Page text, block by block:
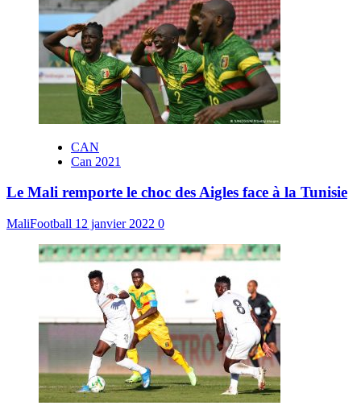
CAN
Can 2021
Le Mali remporte le choc des Aigles face à la Tunisie
MaliFootball 12 janvier 2022 0